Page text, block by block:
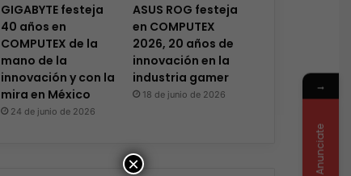
GIGABYTE festeja
40 años en
COMPUTEX de la
mano de la
innovación y con la
mira en México
24 de junio de 2026
ASUS ROG festeja
en COMPUTEX
2026, 20 años de
innovación en la
industria gamer
18 de junio de 2026
×
→
Anunciate